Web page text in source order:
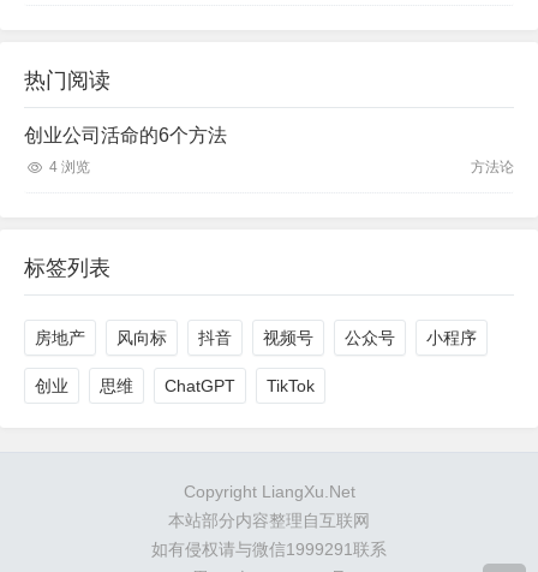
热门阅读
创业公司活命的6个方法
4 浏览 方法论
标签列表
房地产 风向标 抖音 视频号 公众号 小程序
创业 思维 ChatGPT TikTok
Copyright LiangXu.Net
本站部分内容整理自互联网
如有侵权请与微信1999291联系